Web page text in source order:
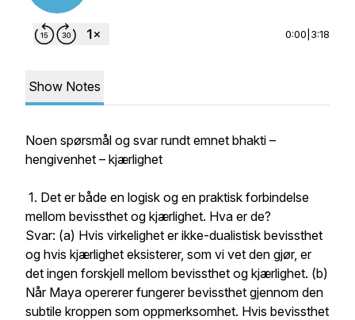
0:00 3:18
Show Notes
Noen spørsmål og svar rundt emnet bhakti –
hengivenhet – kjærlighet
1. Det er både en logisk og en praktisk forbindelse
mellom bevissthet og kjærlighet. Hva er de?
Svar: (a) Hvis virkelighet er ikke-dualistisk bevissthet
og hvis kjærlighet eksisterer, som vi vet den gjør, er
det ingen forskjell mellom bevissthet og kjærlighet. (b)
Når Maya opererer fungerer bevissthet gjennom den
subtile kroppen som oppmerksomhet. Hvis bevissthet